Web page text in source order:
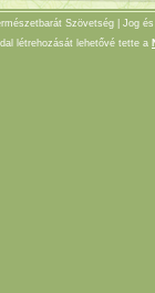
Szövetség | Jog
létrehozását lehetővé tette a